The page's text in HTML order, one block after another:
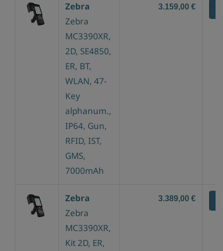
Zebra
Zebra
MC3390XR,
2D, SE4850,
ER, BT,
WLAN, 47-
Key
alphanum.,
IP64, Gun,
RFID, IST,
GMS,
7000mAh
3.159,00 €
Zebra
Zebra
MC3390XR,
Kit 2D, ER,
3.389,00 €